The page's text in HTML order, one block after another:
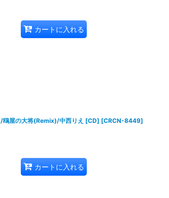
カートに入れる
鴎屋の大将(Remix)/中西りえ [CD] [CRCN-8449]
カートに入れる